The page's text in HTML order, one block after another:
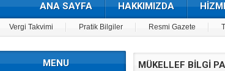
ANA SAYFA HAKKIMIZDA
Vergi Takvimi Pratik Bilgiler Resmi Gazete
MENU MÜKELLEF BİLGİ